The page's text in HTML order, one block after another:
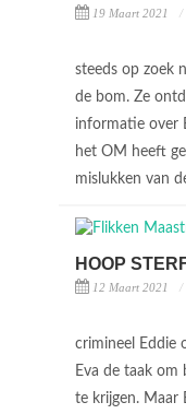
19 Maart 2021
steeds op zoek
de bom. Ze
informatie over
het OM heeft
mislukken van
HOOP
12 Maart 2021
crimineel Eddie
Eva de taak om
te krijgen. Maar